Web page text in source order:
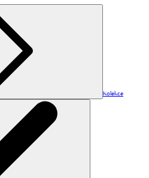
Kolekce